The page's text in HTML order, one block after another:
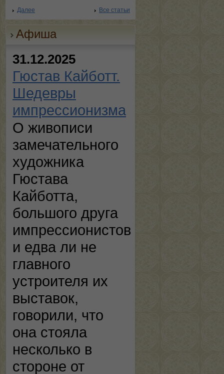
Далее Все статьи
Афиша
31.12.2025
Гюстав Кайботт.
Шедевры
импрессионизма
О живописи
замечательного
художника
Гюстава
Кайботта,
большого друга
импрессионистов
и едва ли не
главного
устроителя их
выставок,
говорили, что
она стояла
несколько в
стороне от